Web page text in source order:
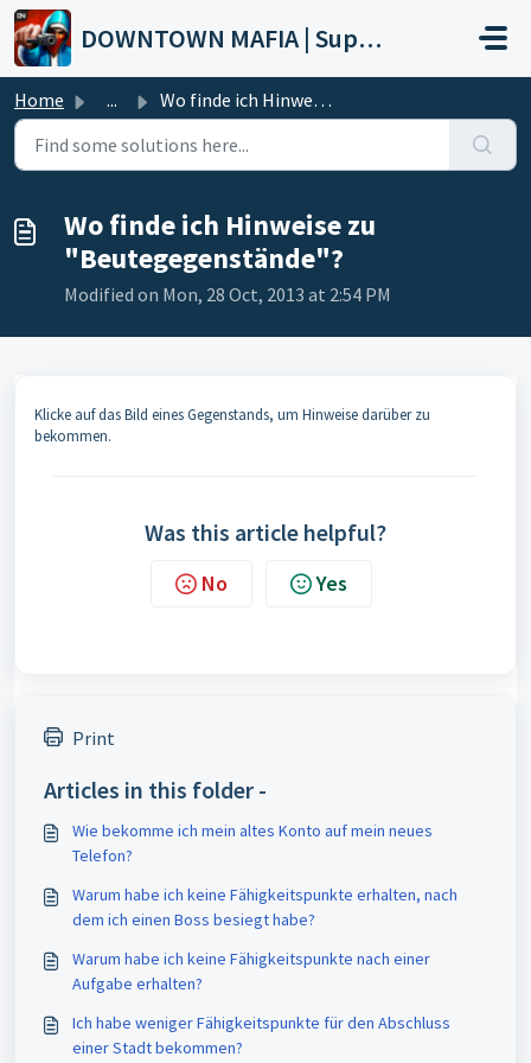
Skip to main content
DOWNTOWN MAFIA | Support
Home ... Wo finde ich Hinweise zu "Beutegegenstände"?
Wo finde ich Hinweise zu
"Beutegegenstände"?
Modified on Mon, 28 Oct, 2013 at 2:54 PM
Klicke auf das Bild eines Gegenstands, um Hinweise darüber zu
bekommen.
Was this article helpful?
No Yes
Print
Articles in this folder -
Wie bekomme ich mein altes Konto auf mein neues
Telefon?
Warum habe ich keine Fähigkeitspunkte erhalten, nach
dem ich einen Boss besiegt habe?
Warum habe ich keine Fähigkeitspunkte nach einer
Aufgabe erhalten?
Ich habe weniger Fähigkeitspunkte für den Abschluss
einer Stadt bekommen?